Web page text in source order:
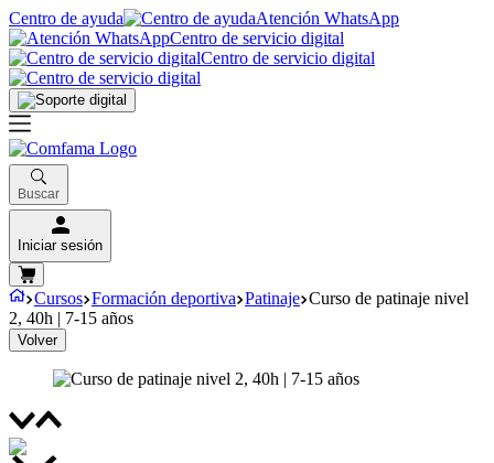
Centro de ayuda
Atención WhatsApp
Centro de servicio digital
Centro de servicio digital
Buscar
Iniciar sesión
Cursos Formación deportiva Patinaje Curso de patinaje nivel
2, 40h | 7-15 años
Volver